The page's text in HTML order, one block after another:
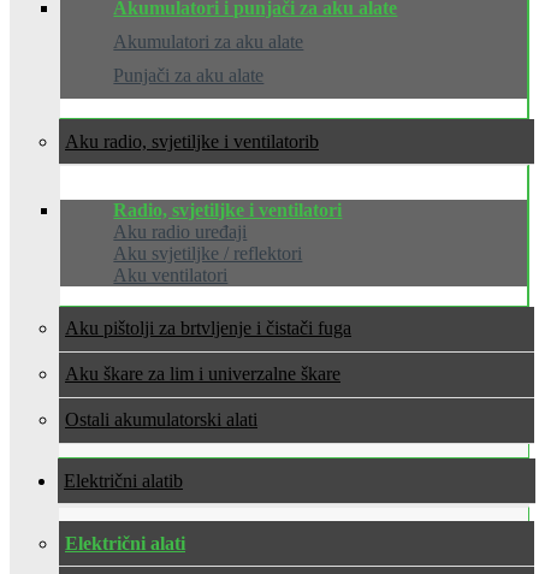
Akumulatori i punjači za aku alate
Akumulatori za aku alate
Punjači za aku alate
Aku radio, svjetiljke i ventilatori
Radio, svjetiljke i ventilatori
Aku radio uređaji
Aku svjetiljke / reflektori
Aku ventilatori
Aku pištolji za brtvljenje i čistači fuga
Aku škare za lim i univerzalne škare
Ostali akumulatorski alati
Električni alati
Električni alati